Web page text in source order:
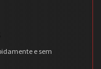
e sem